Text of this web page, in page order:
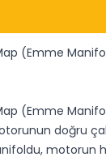
(Emme
(Emme
doğru
motorun